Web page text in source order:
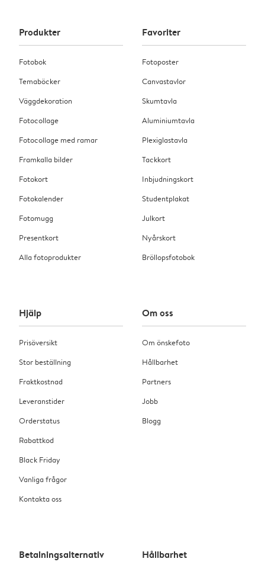
Produkter
Fotobok
Temaböcker
Väggdekoration
Fotocollage
Fotocollage med ramar
Framkalla bilder
Fotokort
Fotokalender
Fotomugg
Presentkort
Alla fotoprodukter
Favoriter
Fotoposter
Canvastavlor
Skumtavla
Aluminiumtavla
Plexiglastavla
Tackkort
Inbjudningskort
Studentplakat
Julkort
Nyårskort
Bröllopsfotobok
Hjälp
Prisöversikt
Stor beställning
Fraktkostnad
Leveranstider
Orderstatus
Rabattkod
Black Friday
Vanliga frågor
Kontakta oss
Om oss
Om önskefoto
Hållbarhet
Partners
Jobb
Blogg
Betalningsalternativ Hållbarhet